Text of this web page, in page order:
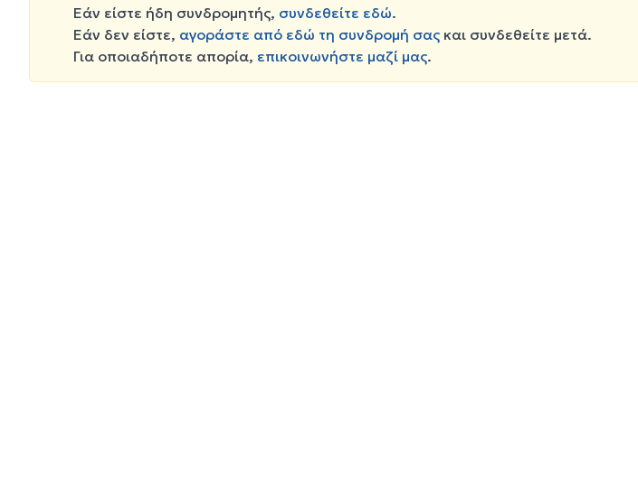
Εάν είστε ήδη συνδρομητής, συνδεθείτε εδώ.
Εάν δεν είστε, αγοράστε από εδώ τη συνδρομή σας και συνδεθείτε μετά.
Για οποιαδήποτε απορία, επικοινωνήστε μαζί μας.